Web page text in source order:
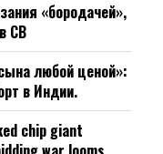
«бородачей»,
СВ
любой ценой»:
в Индии.
chip giant